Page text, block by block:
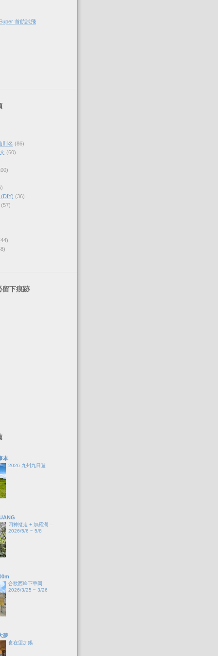
首航試飛
則名 (86)
(60)
(36)
(57)
留下痕跡
本
2026 九州九日遊
四神縱走 + 加羅湖 --
2026/5/6 ~ 5/8
合歡西峰下華岡 --
2026/3/25 ~ 3/26
夢
食在望加錫